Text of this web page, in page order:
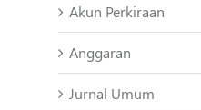
Akun Perkiraan
Anggaran
Jurnal Umum